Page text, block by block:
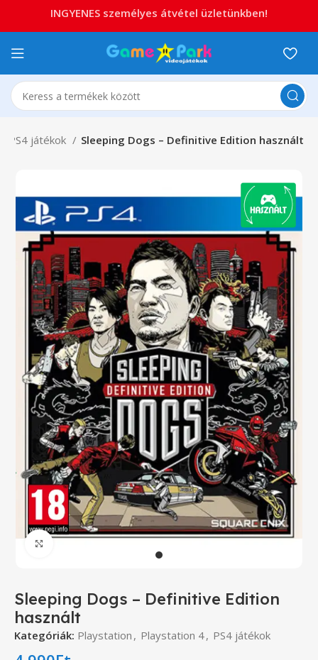
PS4 játékok Sleeping Dogs – Definitive Edition használt
Sleeping Dogs – Definitive Edition
használt
Kategóriák: Playstation , Playstation 4, PS4 játékok
INGYENES személyes átvétel üzletünkben!